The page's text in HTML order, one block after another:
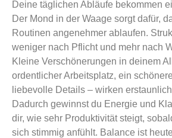
Deine täglichen Abläufe bekommen
Der Mond in der Waage sorgt dafür,
Routinen angenehmer ablaufen.
weniger nach Pflicht und mehr nach
Kleine Verschönerungen in deinem
ordentlicher Arbeitsplatz, ein
liebevolle Details – wirken
Dadurch gewinnst du Energie und
dir, wie sehr Produktivität steigt,
sich stimmig anfühlt. Balance ist